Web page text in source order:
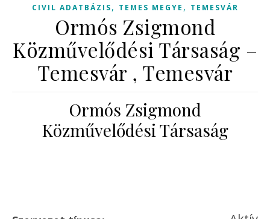
CIVIL ADATBÁZIS, TEMES MEGYE , TEMESVÁR
Ormós Zsigmond
Közművelődési Társaság –
Temesvár , Temesvár
Ormós Zsigmond
Közművelődési Társaság